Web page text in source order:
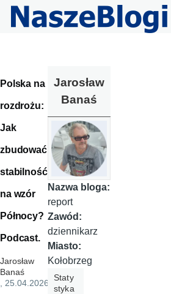
Przejdź do treści
Polska na
rozdrożu:
Jak
zbudować
stabilność
na wzór
Północy?
Podcast.
Jarosław
Banaś
, 25.04.2026
Jarosław
Banaś
Nazwa bloga:
report
Zawód:
dziennikarz
Miasto:
Kołobrzeg
Staty
styka